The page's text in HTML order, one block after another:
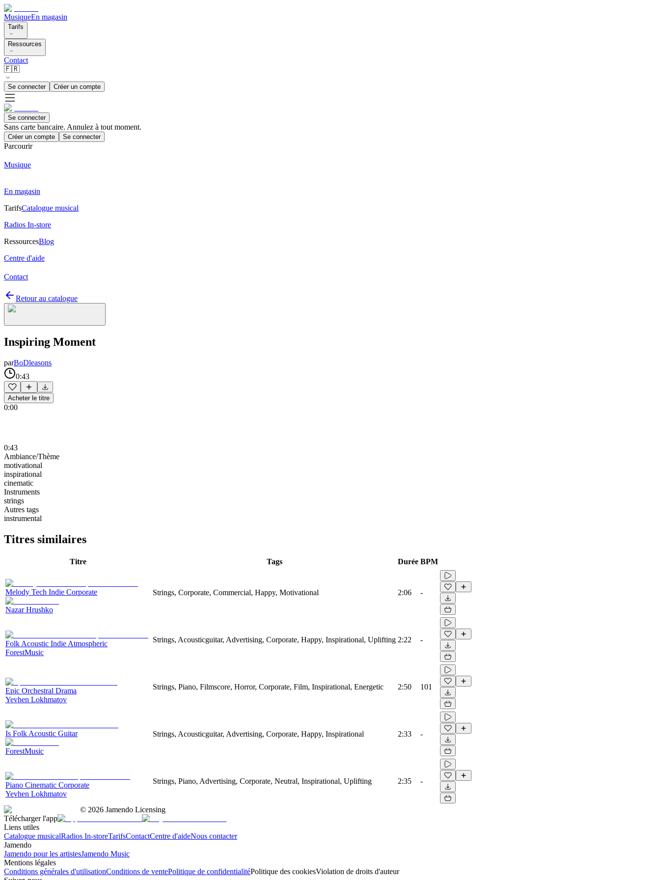
MusiqueEn magasin
Tarifs
Ressources
Contact
🇫🇷
Se connecter Créer un compte
Se connecter
Sans carte bancaire. Annulez à tout moment.
Créer un compte Se connecter
Parcourir
Musique
En magasin
TarifsCatalogue musical
Radios In-store
RessourcesBlog
Centre d'aide
Contact
Retour au catalogue
Inspiring Moment
parBoDleasons
0:43
Acheter le titre
0:00
0:43
Ambiance/Thème
motivational
inspirational
cinematic
Instruments
strings
Autres tags
instrumental
Titres similaires
Titre Tags Durée BPM
Melody Tech Indie Corporate
Nazar Hrushko
Strings, Corporate, Commercial, Happy, Motivational 2:06 -
Folk Acoustic Indie Atmospheric
ForestMusic
Strings, Acousticguitar, Advertising, Corporate, Happy, Inspirational, Uplifting 2:22 -
Epic Orchestral Drama
Yevhen Lokhmatov
Strings, Piano, Filmscore, Horror, Corporate, Film, Inspirational, Energetic 2:50 101
Is Folk Acoustic Guitar
ForestMusic
Strings, Acousticguitar, Advertising, Corporate, Happy, Inspirational 2:33 -
Piano Cinematic Corporate
Yevhen Lokhmatov
Strings, Piano, Advertising, Corporate, Neutral, Inspirational, Uplifting 2:35 -
© 2026 Jamendo Licensing
Télécharger l'app
Liens utiles
Catalogue musicalRadios In-storeTarifsContactCentre d'aideNous contacter
Jamendo
Jamendo pour les artistesJamendo Music
Mentions légales
Conditions générales d'utilisationConditions de ventePolitique de confidentialitéPolitique des cookiesViolation de droits d'auteur